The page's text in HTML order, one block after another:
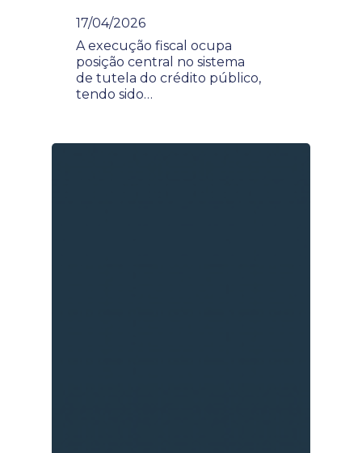
17/04/2026
A execução fiscal ocupa
posição central no sistema
de tutela do crédito público,
tendo sido…